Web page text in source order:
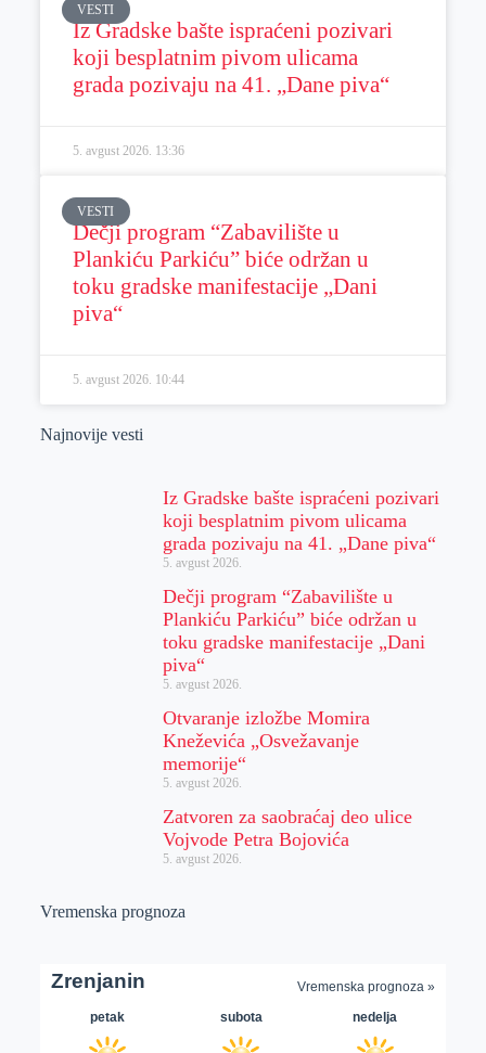
VESTI
Iz Gradske bašte ispraćeni pozivari
koji besplatnim pivom ulicama
grada pozivaju na 41. „Dane piva“
5. avgust 2026. 13:36
VESTI
Dečji program “Zabavilište u
Plankiću Parkiću” biće održan u
toku gradske manifestacije „Dani
piva“
5. avgust 2026. 10:44
Najnovije vesti
Iz Gradske bašte ispraćeni pozivari
koji besplatnim pivom ulicama
grada pozivaju na 41. „Dane piva“
5. avgust 2026.
Dečji program “Zabavilište u
Plankiću Parkiću” biće održan u
toku gradske manifestacije „Dani
piva“
5. avgust 2026.
Otvaranje izložbe Momira
Kneževića „Osvežavanje
memorije“
5. avgust 2026.
Zatvoren za saobraćaj deo ulice
Vojvode Petra Bojovića
5. avgust 2026.
Vremenska prognoza